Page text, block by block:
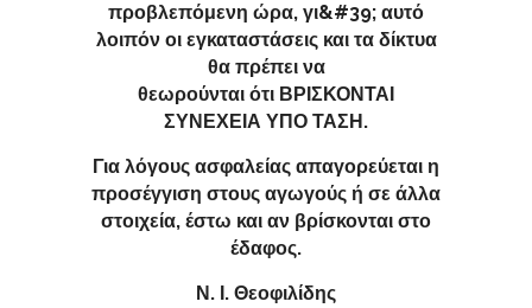
προβλεπόμενη ώρα, γι&#39; αυτό
λοιπόν οι εγκαταστάσεις και τα δίκτυα
θα πρέπει να
θεωρούνται ότι ΒΡΙΣΚΟΝΤΑΙ
ΣΥΝΕΧΕΙΑ ΥΠΟ ΤΑΣΗ.
Για λόγους ασφαλείας απαγορεύεται η
προσέγγιση στους αγωγούς ή σε άλλα
στοιχεία, έστω και αν βρίσκονται στο
έδαφος.
Ν. Ι. Θεοφιλίδης